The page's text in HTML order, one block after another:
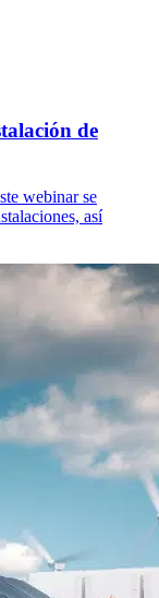
de
webinar se
así